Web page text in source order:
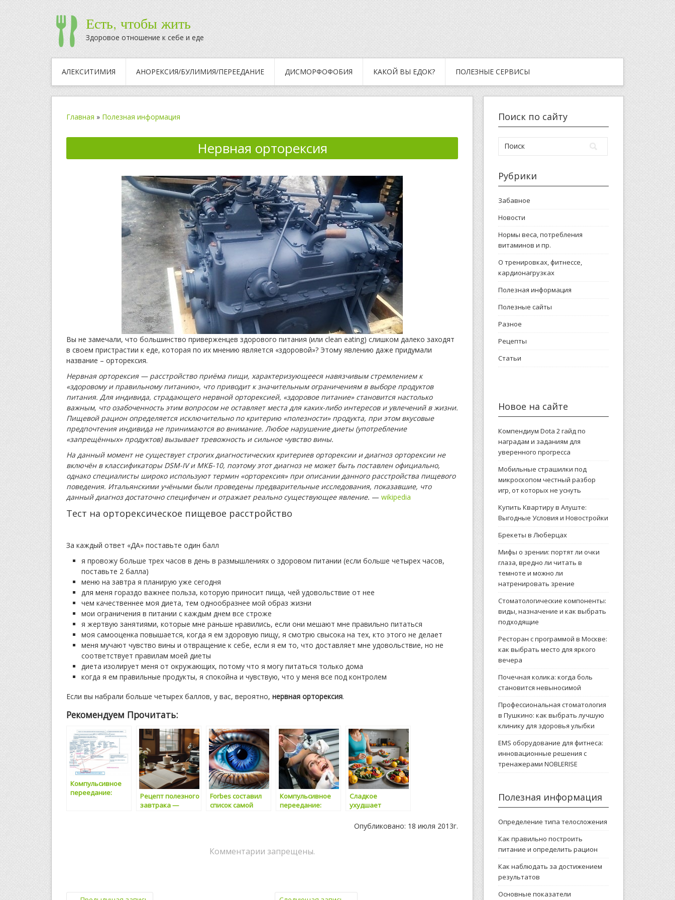
Есть, чтобы жить
Здоровое отношение к себе и еде
АЛЕКСИТИМИЯ АНОРЕКСИЯ/БУЛИМИЯ/ПЕРЕЕДАНИЕ ДИСМОРФОФОБИЯ КАКОЙ ВЫ ЕДОК? ПОЛЕЗНЫЕ СЕРВИСЫ
Главная » Полезная информация
Нервная орторексия
Вы не замечали, что большинство приверженцев здорового питания (или clean eating) слишком далеко заходят
в своем пристрастии к еде, которая по их мнению является «здоровой»? Этому явлению даже придумали
название – орторексия.
Нервная орторексия — расстройство приёма пищи, характеризующееся навязчивым стремлением к
«здоровому и правильному питанию», что приводит к значительным ограничениям в выборе продуктов
питания. Для индивида, страдающего нервной орторексией, «здоровое питание» становится настолько
важным, что озабоченность этим вопросом не оставляет места для каких-либо интересов и увлечений в жизни.
Пищевой рацион определяется исключительно по критерию «полезности» продукта, при этом вкусовые
предпочтения индивида не принимаются во внимание. Любое нарушение диеты (употребление
«запрещённых» продуктов) вызывает тревожность и сильное чувство вины.
На данный момент не существует строгих диагностических критериев орторексии и диагноз орторексии не
включён в классификаторы DSM-IV и МКБ-10, поэтому этот диагноз не может быть поставлен официально,
однако специалисты широко используют термин «орторексия» при описании данного расстройства пищевого
поведения. Итальянскими учёными были проведены предварительные исследования, показавшие, что
данный диагноз достаточно специфичен и отражает реально существующее явление. — wikipedia
Тест на орторексическое пищевое расстройство
За каждый ответ «ДА» поставьте один балл
я провожу больше трех часов в день в размышлениях о здоровом питании (если больше четырех часов,
поставьте 2 балла)
меню на завтра я планирую уже сегодня
для меня гораздо важнее польза, которую приносит пища, чей удовольствие от нее
чем качественнее моя диета, тем однообразнее мой образ жизни
мои ограничения в питании с каждым днем все строже
я жертвую занятиями, которые мне раньше нравились, если они мешают мне правильно питаться
моя самооценка повышается, когда я ем здоровую пищу, я смотрю свысока на тех, кто этого не делает
меня мучают чувство вины и отвращение к себе, если я ем то, что доставляет мне удовольствие, но не
соответствует правилам моей диеты
диета изолирует меня от окружающих, потому что я могу питаться только дома
когда я ем правильные продукты, я спокойна и чувствую, что у меня все под контролем
Если вы набрали больше четырех баллов, у вас, вероятно, нервная орторексия.
Рекомендуем Прочитать:
Компульсивное
переедание:
Рецепт полезного
завтрака —
Forbes составил
список самой
Компульсивное
переедание:
Сладкое
ухудшает
Опубликовано: 18 июля 2013г.
Комментарии запрещены.
Поиск по сайту
Рубрики
Забавное
Новости
Нормы веса, потребления
витаминов и пр.
О тренировках, фитнессе,
кардионагрузках
Полезная информация
Полезные сайты
Разное
Рецепты
Статьи
Новое на сайте
Компендиум Dota 2 гайд по
наградам и заданиям для
уверенного прогресса
Мобильные страшилки под
микроскопом честный разбор
игр, от которых не уснуть
Купить Квартиру в Алуште:
Выгодные Условия и Новостройки
Брекеты в Люберцах
Мифы о зрении: портят ли очки
глаза, вредно ли читать в
темноте и можно ли
натренировать зрение
Стоматологические компоненты:
виды, назначение и как выбрать
подходящие
Ресторан с программой в Москве:
как выбрать место для яркого
вечера
Почечная колика: когда боль
становится невыносимой
Профессиональная стоматология
в Пушкино: как выбрать лучшую
клинику для здоровья улыбки
EMS оборудование для фитнеса:
инновационные решения с
тренажерами NOBLERISE
Полезная информация
Определение типа телосложения
Как правильно построить
питание и определить рацион
Как наблюдать за достижением
результатов
Основные показатели